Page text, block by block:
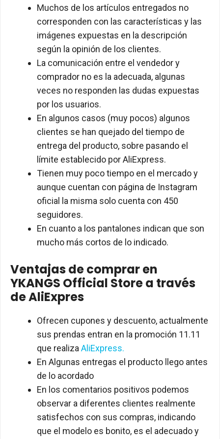
Muchos de los artículos entregados no
corresponden con las características y las
imágenes expuestas en la descripción
según la opinión de los clientes.
La comunicación entre el vendedor y
comprador no es la adecuada, algunas
veces no responden las dudas expuestas
por los usuarios.
En algunos casos (muy pocos) algunos
clientes se han quejado del tiempo de
entrega del producto, sobre pasando el
límite establecido por AliExpress.
Tienen muy poco tiempo en el mercado y
aunque cuentan con página de Instagram
oficial la misma solo cuenta con 450
seguidores.
En cuanto a los pantalones indican que son
mucho más cortos de lo indicado.
Ventajas de comprar en
YKANGS Official Store a través
de AliExpres
Ofrecen cupones y descuento, actualmente
sus prendas entran en la promoción 11.11
que realiza AliExpress.
En Algunas entregas el producto llego antes
de lo acordado
En los comentarios positivos podemos
observar a diferentes clientes realmente
satisfechos con sus compras, indicando
que el modelo es bonito, es el adecuado y